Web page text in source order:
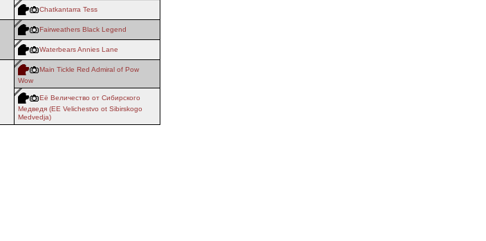
Chatkantarra Tess
Fairweathers Black Legend
Waterbears Annies Lane
Main Tickle Red Admiral of Pow
Wow
Её Величество от Сибирского
Медведя (EE Velichestvo ot Sibirskogo
Medvedja)